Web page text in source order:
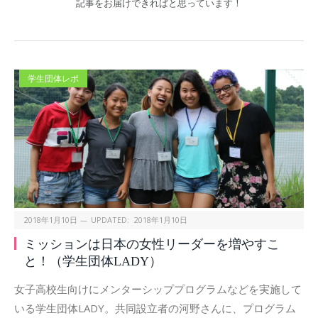
記事をお届けできればと思っています！
学生団体レポ
2018年1月10日 UPDATED: 2018年1月10日
ミッションは日本の女性リーダーを増やすこ
と！（学生団体LADY）
女子高校生向けにメンターシッププログラムなどを実施して
いる学生団体LADY。共同設立者の河野さんに、プログラム